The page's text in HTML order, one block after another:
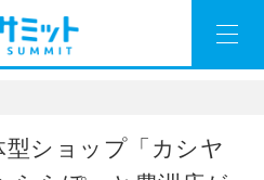
ショップ「カシヤ